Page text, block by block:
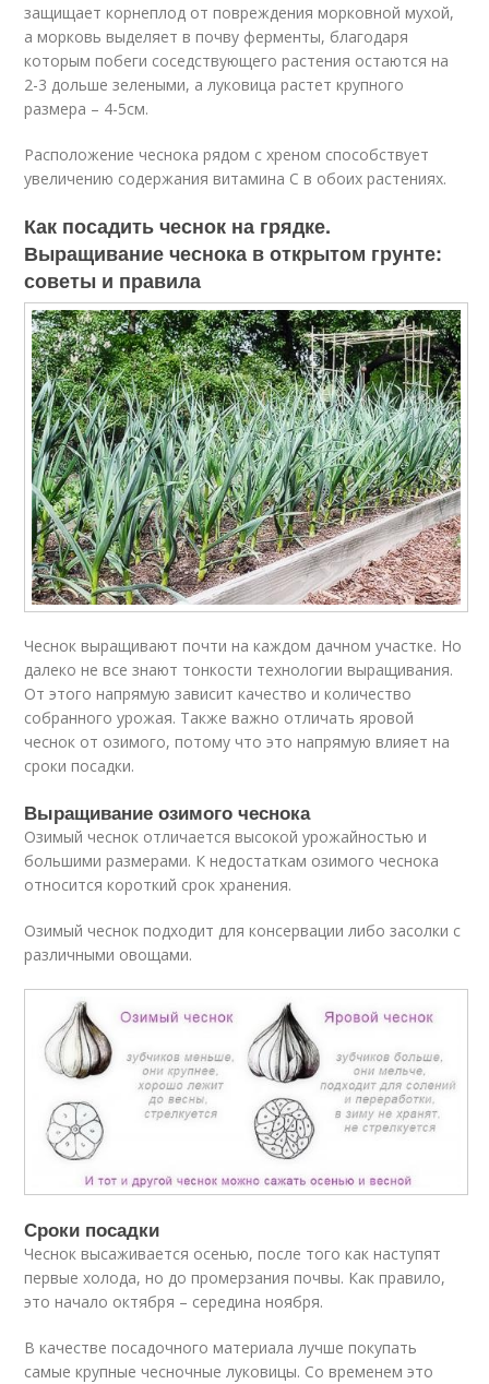
защищает корнеплод от повреждения морковной мухой,
а морковь выделяет в почву ферменты, благодаря
которым побеги соседствующего растения остаются на
2-3 дольше зелеными, а луковица растет крупного
размера – 4-5см.
Расположение чеснока рядом с хреном способствует
увеличению содержания витамина С в обоих растениях.
Как посадить чеснок на грядке.
Выращивание чеснока в открытом грунте:
советы и правила
Чеснок выращивают почти на каждом дачном участке. Но
далеко не все знают тонкости технологии выращивания.
От этого напрямую зависит качество и количество
собранного урожая. Также важно отличать яровой
чеснок от озимого, потому что это напрямую влияет на
сроки посадки.
Выращивание озимого чеснока
Озимый чеснок отличается высокой урожайностью и
большими размерами. К недостаткам озимого чеснока
относится короткий срок хранения.
Озимый чеснок подходит для консервации либо засолки с
различными овощами.
Сроки посадки
Чеснок высаживается осенью, после того как наступят
первые холода, но до промерзания почвы. Как правило,
это начало октября – середина ноября.
В качестве посадочного материала лучше покупать
самые крупные чесночные луковицы. Со временем это